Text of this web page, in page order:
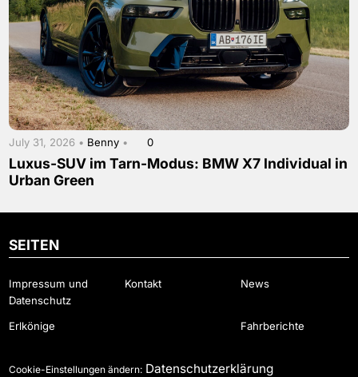
July 31, 2026 • Benny • 0
Luxus-SUV im Tarn-Modus: BMW X7 Individual in
Urban Green
SEITEN
Impressum und
Datenschutz
Kontakt News
Erlkönige Fahrberichte
Cookie-Einstellungen ändern: Datenschutzerklärung